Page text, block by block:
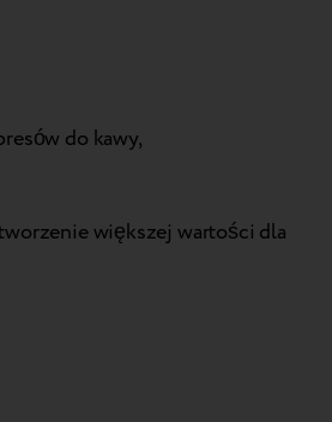
do kawy,
większej wartości dla